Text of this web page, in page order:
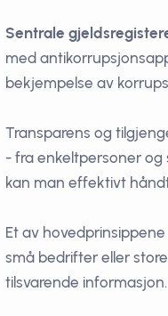
Sentrale
med
bekjempelse av
Transparens og
- fra enkeltpersoner
kan man effektivt
Et av hovedprinsippene
små bedrifter eller
tilsvarende informasjon.